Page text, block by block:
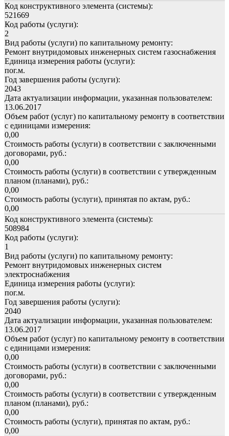
Код конструктивного элемента (системы):
521669
Код работы (услуги):
2
Вид работы (услуги) по капитальному ремонту:
Ремонт внутридомовых инженерных систем газоснабжения
Единица измерения работы (услуги):
пог.м.
Год завершения работы (услуги):
2043
Дата актуализации информации, указанная пользователем:
13.06.2017
Объем работ (услуг) по капитальному ремонту в соответствии
с единицами измерения:
0,00
Стоимость работы (услуги) в соответствии с заключенными
договорами, руб.:
0,00
Стоимость работы (услуги) в соответствии с утвержденным
планом (планами), руб.:
0,00
Стоимость работы (услуги), принятая по актам, руб.:
0,00
Код конструктивного элемента (системы):
508984
Код работы (услуги):
1
Вид работы (услуги) по капитальному ремонту:
Ремонт внутридомовых инженерных систем
электроснабжения
Единица измерения работы (услуги):
пог.м.
Год завершения работы (услуги):
2040
Дата актуализации информации, указанная пользователем:
13.06.2017
Объем работ (услуг) по капитальному ремонту в соответствии
с единицами измерения:
0,00
Стоимость работы (услуги) в соответствии с заключенными
договорами, руб.:
0,00
Стоимость работы (услуги) в соответствии с утвержденным
планом (планами), руб.:
0,00
Стоимость работы (услуги), принятая по актам, руб.:
0,00